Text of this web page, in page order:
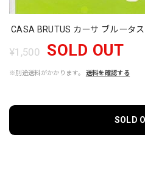
CASA BRUTUS カーサ ブルータ
¥1,500 SOLD OUT
※別途送料がかかります。 送料を確認する
SOLD